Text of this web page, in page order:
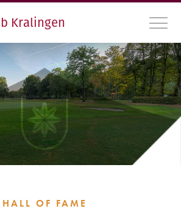
Kralingen
010 45 22 475
LEDEN GCK
HALL OF FAME